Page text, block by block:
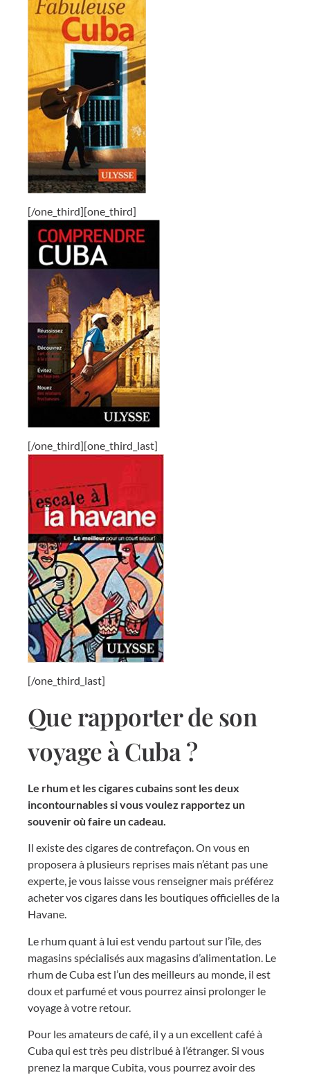
[/one_third][one_third]
[/one_third][one_third_last]
[/one_third_last]
Que rapporter de son
voyage à Cuba ?
Le rhum et les cigares cubains sont les deux
incontournables si vous voulez rapportez un
souvenir où faire un cadeau.
Il existe des cigares de contrefaçon. On vous en
proposera à plusieurs reprises mais n’étant pas une
experte, je vous laisse vous renseigner mais préférez
acheter vos cigares dans les boutiques officielles de la
Havane.
Le rhum quant à lui est vendu partout sur l’île, des
magasins spécialisés aux magasins d’alimentation. Le
rhum de Cuba est l’un des meilleurs au monde, il est
doux et parfumé et vous pourrez ainsi prolonger le
voyage à votre retour.
Pour les amateurs de café, il y a un excellent café à
Cuba qui est très peu distribué à l’étranger. Si vous
prenez la marque Cubita, vous pourrez avoir des